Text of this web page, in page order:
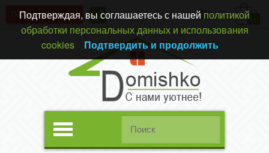
(0)
Перезвонить вам?
Подтверждая, вы соглашаетесь с нашей политикой
обработки персональных данных и использования
cookies
Подтвердить и продолжить